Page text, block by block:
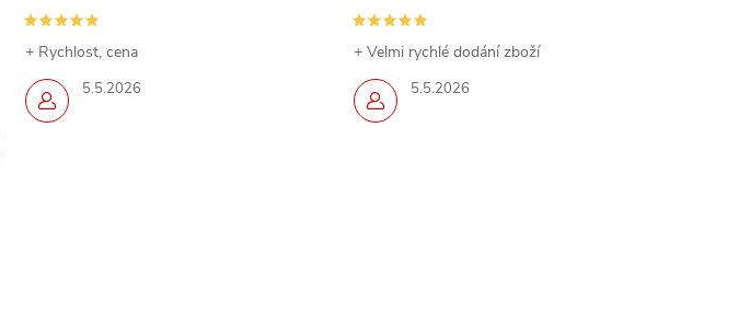
5.5.2026
+ Rychlost, cena
5.5.2026
+ Velmi rychlé dodání zboží